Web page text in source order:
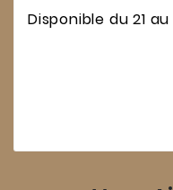
Disponible du 21 au